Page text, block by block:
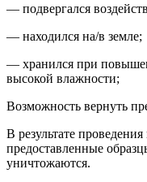
— подвергался
— находился на/в земле;
— хранился при
высокой влажности;
Возможность вернуть
В результате
предоставленные
уничтожаются.